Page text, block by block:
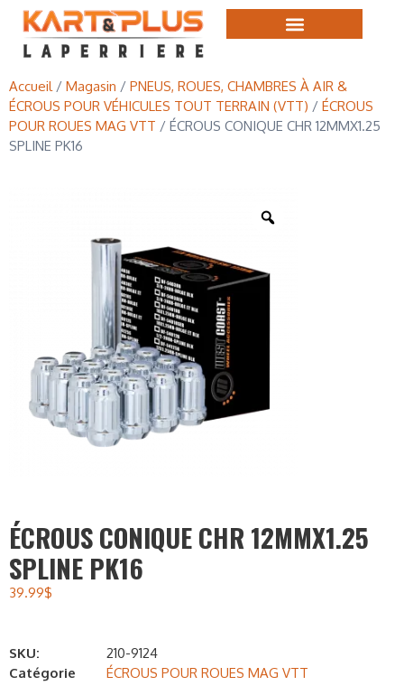
Accueil/ Magasin / PNEUS, ROUES, CHAMBRES À AIR &
ÉCROUS POUR VÉHICULES TOUT TERRAIN (VTT) / ÉCROUS
POUR ROUES MAG VTT / ÉCROUS CONIQUE CHR 12MMX1.25
SPLINE PK16
ÉCROUS CONIQUE CHR 12MMX1.25
SPLINE PK16
39.99$
SKU:
210-9124
Catégorie
ÉCROUS POUR ROUES MAG VTT